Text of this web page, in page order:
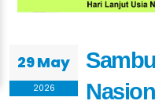
29 May
2026